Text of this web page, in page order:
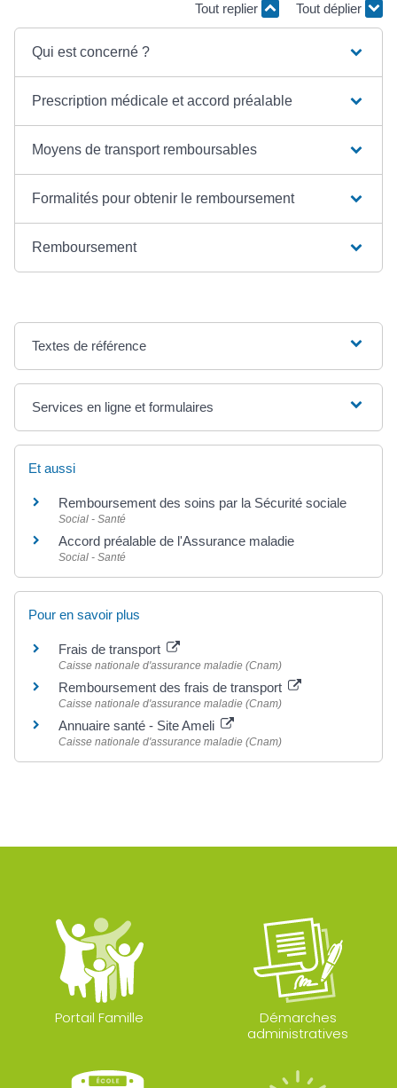
Tout replier Tout déplier
Qui est concerné ?
Prescription médicale et accord préalable
Moyens de transport remboursables
Formalités pour obtenir le remboursement
Remboursement
Textes de référence
Services en ligne et formulaires
Et aussi
Remboursement des soins par la Sécurité sociale
Social - Santé
Accord préalable de l'Assurance maladie
Social - Santé
Pour en savoir plus
Frais de transport
Caisse nationale d'assurance maladie (Cnam)
Remboursement des frais de transport
Caisse nationale d'assurance maladie (Cnam)
Annuaire santé - Site Ameli
Caisse nationale d'assurance maladie (Cnam)
Portail Famille
Démarches
administratives